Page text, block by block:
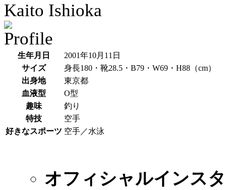
Kaito Ishioka
生年月日
2001年10月11日
サイズ
身長180・靴28.5・B79・W69・H88（cm）
出身地
東京都
血液型
O型
趣味
釣り
特技
空手
好きなスポーツ 空手／水泳
オフィシャルインス